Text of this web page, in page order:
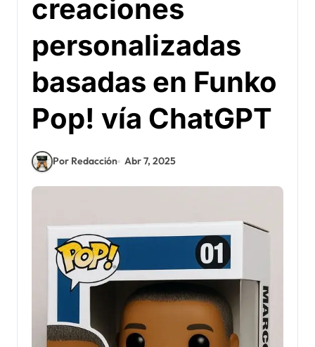
creaciones
personalizadas
basadas en Funko
Pop! vía ChatGPT
Por Redacción Abr 7, 2025